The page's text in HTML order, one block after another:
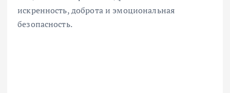
искренность, доброта и эмоциональная
безопасность.